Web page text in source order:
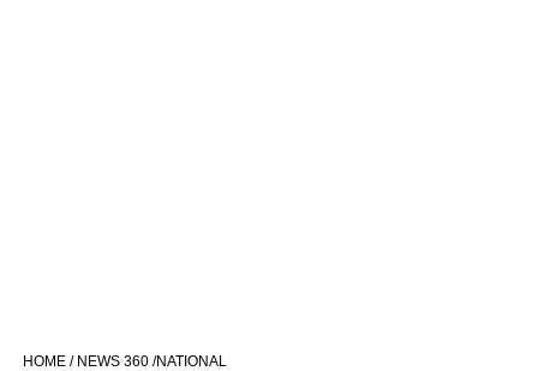
HOME / NEWS 360 /NATIONAL